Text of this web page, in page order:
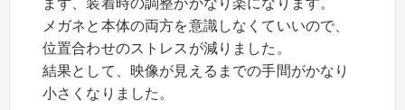
まず、装着時の調整がかなり楽になります。
メガネと本体の両方を意識しなくていいので、
位置合わせのストレスが減りました。
結果として、映像が見えるまでの手間がかなり
小さくなりました。